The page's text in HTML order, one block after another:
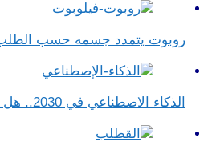
روبوت يتمدد جسمه حسب الطلب
الذكاء الاصطناعي في 2030.. هل سيتنبأ بالمستقبل…